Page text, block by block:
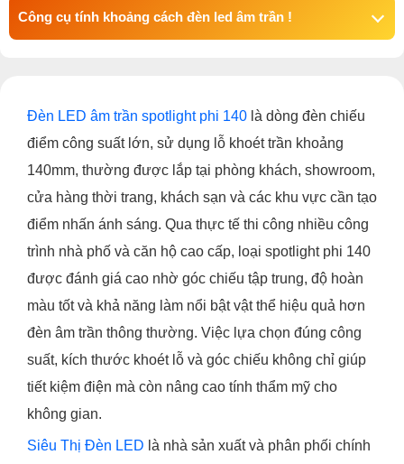
Công cụ tính khoảng cách đèn led âm trần !
Đèn LED âm trần spotlight phi 140 là dòng đèn chiếu
điểm công suất lớn, sử dụng lỗ khoét trần khoảng
140mm, thường được lắp tại phòng khách, showroom,
cửa hàng thời trang, khách sạn và các khu vực cần tạo
điểm nhấn ánh sáng. Qua thực tế thi công nhiều công
trình nhà phố và căn hộ cao cấp, loại spotlight phi 140
được đánh giá cao nhờ góc chiếu tập trung, độ hoàn
màu tốt và khả năng làm nổi bật vật thể hiệu quả hơn
đèn âm trần thông thường. Việc lựa chọn đúng công
suất, kích thước khoét lỗ và góc chiếu không chỉ giúp
tiết kiệm điện mà còn nâng cao tính thẩm mỹ cho
không gian.
Siêu Thị Đèn LED là nhà sản xuất và phân phối chính